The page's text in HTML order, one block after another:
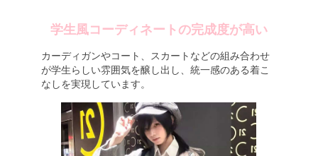
学生風コーディネートの完成度が高い
カーディガンやコート、スカートなどの組み合わせ
が学生らしい雰囲気を醸し出し、統一感のある着こ
なしを実現しています。